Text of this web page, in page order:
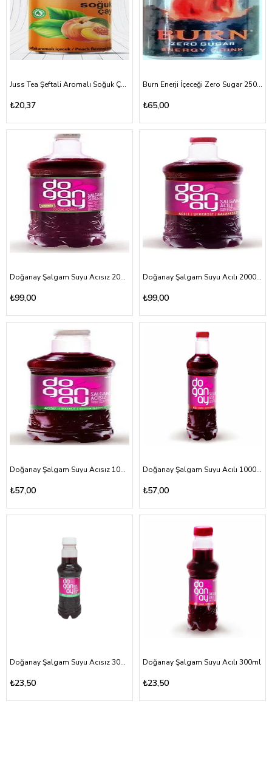
Juss Tea Şeftali Aromalı Soğuk Çay 330ml tnk
₺20,37
Burn Enerji İçeceği Zero Sugar 250ml
₺65,00
Doğanay Şalgam Suyu Acısız 2000ml
₺99,00
Doğanay Şalgam Suyu Acılı 2000ml
₺99,00
Doğanay Şalgam Suyu Acısız 1000ml
₺57,00
Doğanay Şalgam Suyu Acılı 1000ml
₺57,00
Doğanay Şalgam Suyu Acısız 300ml
₺23,50
Doğanay Şalgam Suyu Acılı 300ml
₺23,50